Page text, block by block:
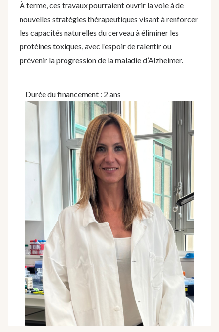
À terme, ces travaux pourraient ouvrir la voie à de
nouvelles stratégies thérapeutiques visant à renforcer
les capacités naturelles du cerveau à éliminer les
protéines toxiques, avec l’espoir de ralentir ou
prévenir la progression de la maladie d’Alzheimer.
Durée du financement : 2 ans